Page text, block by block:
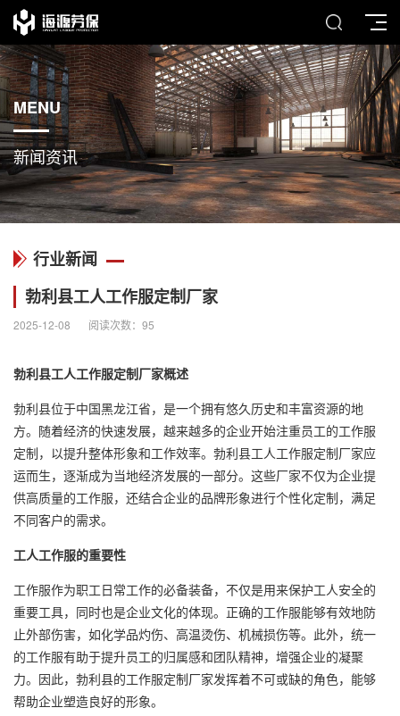
MENU
新闻资讯
行业新闻
勃利县工人工作服定制厂家
2025-12-08 阅读次数： 95
勃利县工人工作服定制厂家概述
勃利县位于中国黑龙江省，是一个拥有悠久历史和丰富资源的地
方。随着经济的快速发展，越来越多的企业开始注重员工的工作服
定制，以提升整体形象和工作效率。勃利县工人工作服定制厂家应
运而生，逐渐成为当地经济发展的一部分。这些厂家不仅为企业提
供高质量的工作服，还结合企业的品牌形象进行个性化定制，满足
不同客户的需求。
工人工作服的重要性
工作服作为职工日常工作的必备装备，不仅是用来保护工人安全的
重要工具，同时也是企业文化的体现。正确的工作服能够有效地防
止外部伤害，如化学品灼伤、高温烫伤、机械损伤等。此外，统一
的工作服有助于提升员工的归属感和团队精神，增强企业的凝聚
力。因此，勃利县的工作服定制厂家发挥着不可或缺的角色，能够
帮助企业塑造良好的形象。